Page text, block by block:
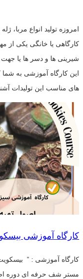
امروزه تولید انواع مربا،
کارگاهی یا خانگی یکی از
شیرینی ها و دسر ها یا
این کارگاه آموزشی به شما
های مناسب این تولیدات
کارگاه آموزشی
کارگاه آموزشی : ”
مستر شف حرفه ای دوره